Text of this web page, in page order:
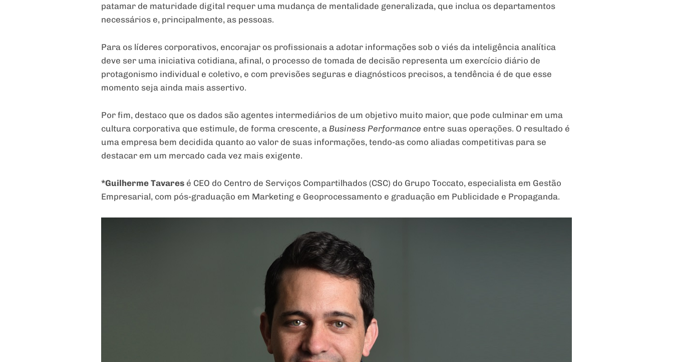
patamar de maturidade digital requer uma mudança de mentalidade generalizada, que inclua os departamentos
necessários e, principalmente, as pessoas.
Para os líderes corporativos, encorajar os profissionais a adotar informações sob o viés da inteligência analítica
deve ser uma iniciativa cotidiana, afinal, o processo de tomada de decisão representa um exercício diário de
protagonismo individual e coletivo, e com previsões seguras e diagnósticos precisos, a tendência é de que esse
momento seja ainda mais assertivo.
Por fim, destaco que os dados são agentes intermediários de um objetivo muito maior, que pode culminar em uma
cultura corporativa que estimule, de forma crescente, a Business Performance entre suas operações. O resultado é
uma empresa bem decidida quanto ao valor de suas informações, tendo-as como aliadas competitivas para se
destacar em um mercado cada vez mais exigente.
*Guilherme Tavares é CEO do Centro de Serviços Compartilhados (CSC) do Grupo Toccato, especialista em Gestão
Empresarial, com pós-graduação em Marketing e Geoprocessamento e graduação em Publicidade e Propaganda.